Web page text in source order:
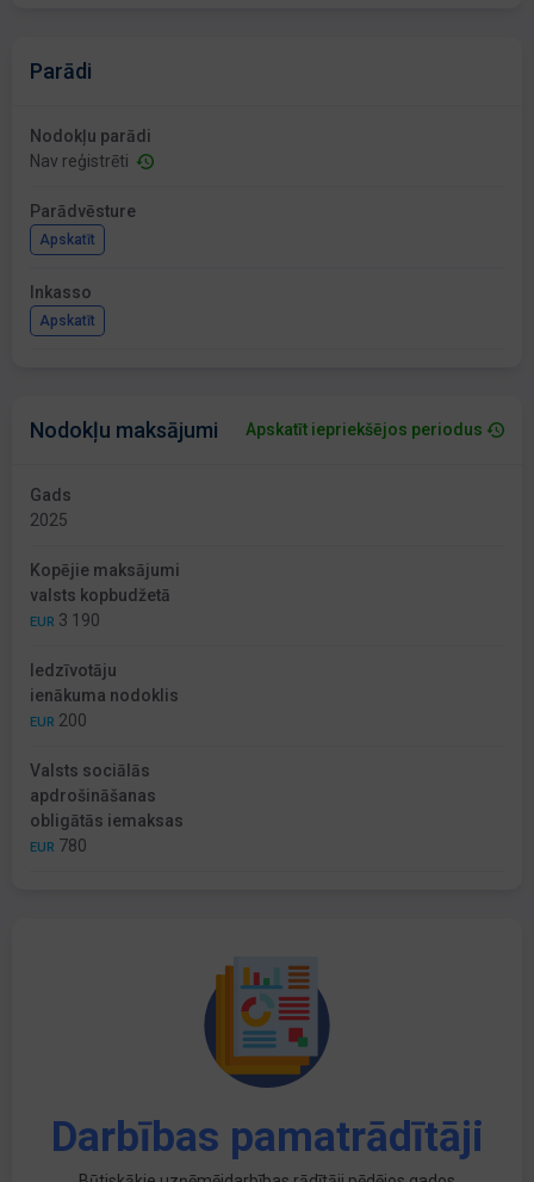
Parādi
Nodokļu parādi
Nav reģistrēti
Parādvēsture
Apskatīt
Inkasso
Apskatīt
Nodokļu maksājumi Apskatīt iepriekšējos periodus
Gads
2025
Kopējie maksājumi
valsts kopbudžetā
EUR 3 190
Iedzīvotāju
ienākuma nodoklis
EUR 200
Valsts sociālās
apdrošināšanas
obligātās iemaksas
EUR 780
Darbības pamatrādītāji